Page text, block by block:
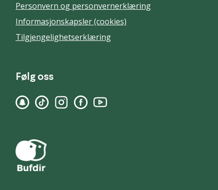
Personvern og personvernerklæring
Informasjonskapsler (cookies)
Tilgjengelighetserklæring
Følg oss